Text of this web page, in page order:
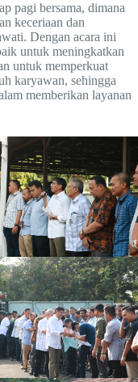
pagi bersama, dimana
keceriaan dan
Dengan acara ini
untuk meningkatkan
untuk memperkuat
karyawan, sehingga
memberikan layanan